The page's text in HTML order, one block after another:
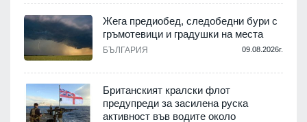
Жега предиобед, следобедни бури с
гръмотевици и градушки на места
БЪЛГАРИЯ 09.08.2026г.
Британският кралски флот
предупреди за засилена руска
активност във водите около